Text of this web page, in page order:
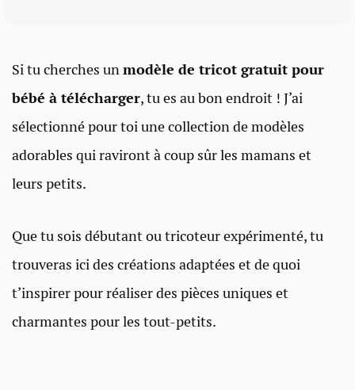
Si tu cherches unmodèle de tricot gratuit pour
bébé à télécharger, tu es au bon endroit ! J’ai
sélectionné pour toi une collection de modèles
adorables qui raviront à coup sûr les mamans et
leurs petits.
Que tu sois débutant ou tricoteur expérimenté, tu
trouveras ici des créations adaptées et de quoi
t’inspirer pour réaliser des pièces uniques et
charmantes pour les tout-petits.